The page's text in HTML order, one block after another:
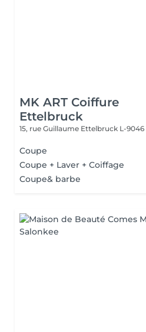
MK ART Coiffure
Ettelbruck
15, rue Guillaume Ettelbruck L-9046
Coupe
Coupe + Laver + Coiffage
Coupe& barbe